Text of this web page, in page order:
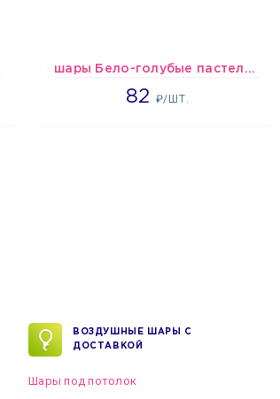
шары Бело-голубые пастельные
82 ₽/ШТ.
1637
ВОЗДУШНЫЕ ШАРЫ С
ДОСТАВКОЙ
Шары под потолок